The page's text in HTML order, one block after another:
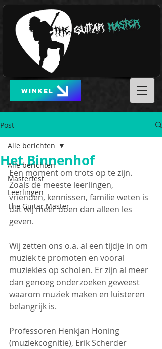
WINKEL
Post
Alle berichten
Masterfest
Leerlingen
The Guitar Master
Alle berichten
Het Binnenhof
Een moment om trots op te zijn.
Zoals de meeste leerlingen,
vrienden, kennissen, familie weten is
dat wij meer doen dan alleen les
geven.
Wij zetten ons o.a. al een tijdje in om
muziek te promoten en vooral
muziekles op scholen. Er zijn al meer
dan genoeg onderzoeken geweest
waarom muziek maken en luisteren
belangrijk is.
Professoren Henkjan Honing
(muziekcognitie), Erik Scherder